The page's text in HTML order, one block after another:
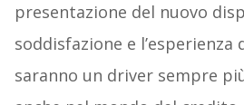
presentazione del nuovo
soddisfazione e
saranno un driver sempre